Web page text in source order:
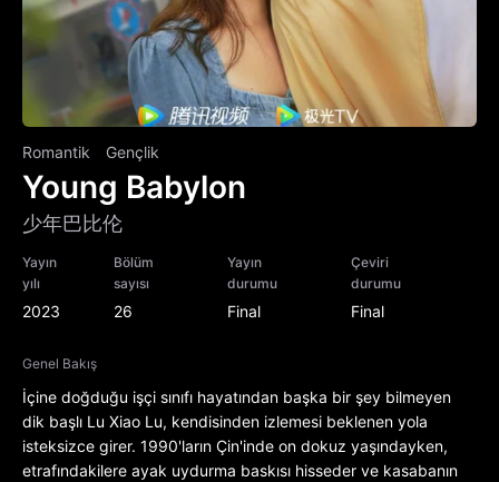
Romantik Gençlik
Young Babylon
少年巴比伦
Yayın
yılı
2023
Bölüm
sayısı
26
Yayın
durumu
Final
Çeviri
durumu
Final
Genel Bakış
İçine doğduğu işçi sınıfı hayatından başka bir şey bilmeyen
dik başlı Lu Xiao Lu, kendisinden izlemesi beklenen yola
isteksizce girer. 1990'ların Çin'inde on dokuz yaşındayken,
etrafındakilere ayak uydurma baskısı hisseder ve kasabanın